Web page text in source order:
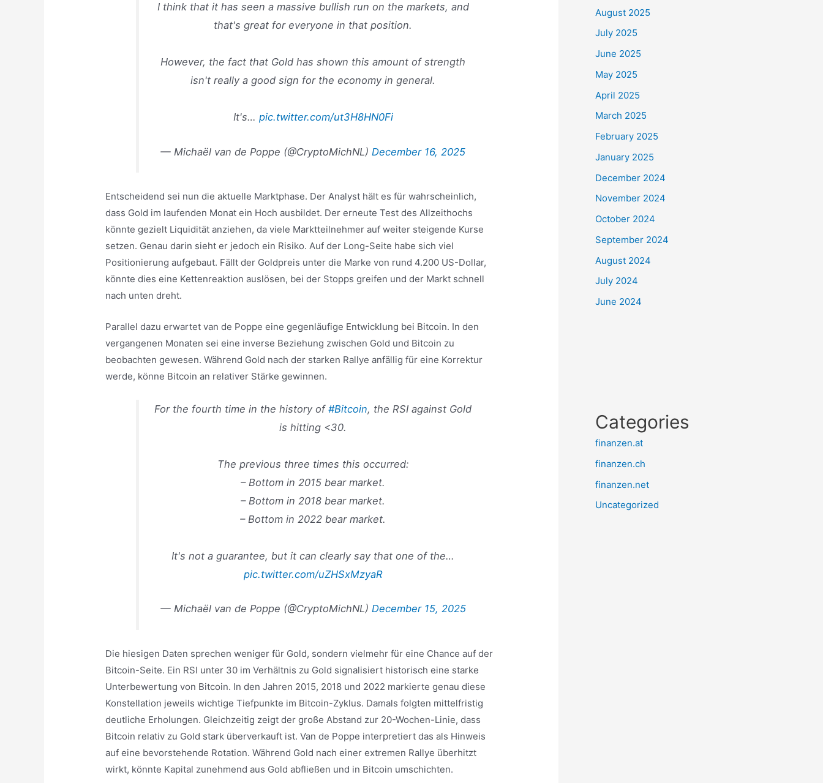
I think that it has seen a massive bullish run on the markets, and
that's great for everyone in that position.
However, the fact that Gold has shown this amount of strength
isn't really a good sign for the economy in general.
It's… pic.twitter.com/ut3H8HN0Fi
— Michaël van de Poppe (@CryptoMichNL) December 16, 2025
Entscheidend sei nun die aktuelle Marktphase. Der Analyst hält es für wahrscheinlich,
dass Gold im laufenden Monat ein Hoch ausbildet. Der erneute Test des Allzeithochs
könnte gezielt Liquidität anziehen, da viele Marktteilnehmer auf weiter steigende Kurse
setzen. Genau darin sieht er jedoch ein Risiko. Auf der Long-Seite habe sich viel
Positionierung aufgebaut. Fällt der Goldpreis unter die Marke von rund 4.200 US-Dollar,
könnte dies eine Kettenreaktion auslösen, bei der Stopps greifen und der Markt schnell
nach unten dreht.
Parallel dazu erwartet van de Poppe eine gegenläufige Entwicklung bei Bitcoin. In den
vergangenen Monaten sei eine inverse Beziehung zwischen Gold und Bitcoin zu
beobachten gewesen. Während Gold nach der starken Rallye anfällig für eine Korrektur
werde, könne Bitcoin an relativer Stärke gewinnen.
For the fourth time in the history of #Bitcoin, the RSI against Gold
is hitting <30.
The previous three times this occurred:
– Bottom in 2015 bear market.
– Bottom in 2018 bear market.
– Bottom in 2022 bear market.
It's not a guarantee, but it can clearly say that one of the…
pic.twitter.com/uZHSxMzyaR
— Michaël van de Poppe (@CryptoMichNL) December 15, 2025
Die hiesigen Daten sprechen weniger für Gold, sondern vielmehr für eine Chance auf der
Bitcoin-Seite. Ein RSI unter 30 im Verhältnis zu Gold signalisiert historisch eine starke
Unterbewertung von Bitcoin. In den Jahren 2015, 2018 und 2022 markierte genau diese
Konstellation jeweils wichtige Tiefpunkte im Bitcoin-Zyklus. Damals folgten mittelfristig
deutliche Erholungen. Gleichzeitig zeigt der große Abstand zur 20-Wochen-Linie, dass
Bitcoin relativ zu Gold stark überverkauft ist. Van de Poppe interpretiert das als Hinweis
auf eine bevorstehende Rotation. Während Gold nach einer extremen Rallye überhitzt
wirkt, könnte Kapital zunehmend aus Gold abfließen und in Bitcoin umschichten.
August 2025
July 2025
June 2025
May 2025
April 2025
March 2025
February 2025
January 2025
December 2024
November 2024
October 2024
September 2024
August 2024
July 2024
June 2024
Categories
finanzen.at
finanzen.ch
finanzen.net
Uncategorized